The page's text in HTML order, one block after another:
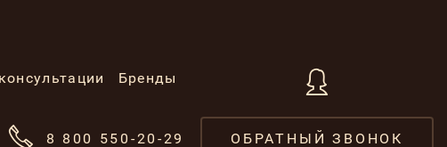
Бренды
8 800 550-20-29 ОБРАТНЫЙ ЗВОНОК